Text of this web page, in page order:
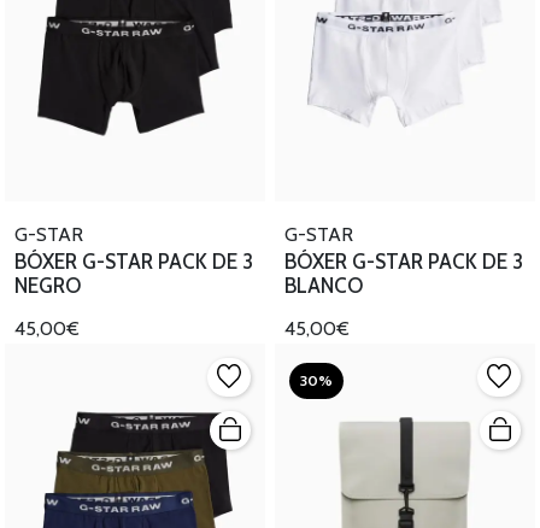
G-STAR
BÓXER G-STAR PACK DE 3
NEGRO
45,00€
G-STAR
BÓXER G-STAR PACK DE 3
BLANCO
45,00€
30%